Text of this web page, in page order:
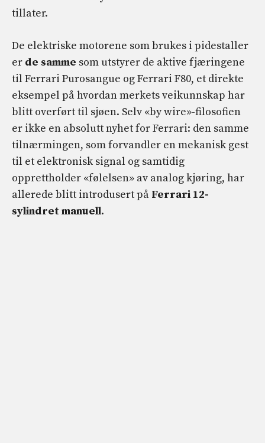
tillater.
De elektriske motorene som brukes i pidestaller
er de samme som utstyrer de aktive fjæringene
til Ferrari Purosangue og Ferrari F80, et direkte
eksempel på hvordan merkets veikunnskap har
blitt overført til sjøen. Selv «by wire»-filosofien
er ikke en absolutt nyhet for Ferrari: den samme
tilnærmingen, som forvandler en mekanisk gest
til et elektronisk signal og samtidig
opprettholder «følelsen» av analog kjøring, har
allerede blitt introdusert på Ferrari 12-
sylindret manuell.